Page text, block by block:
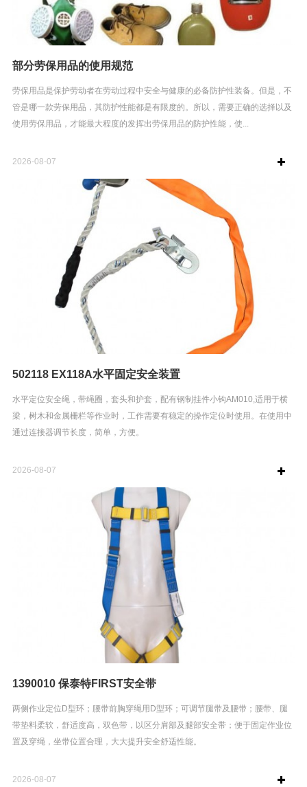
部分劳保用品的使用规范
劳保用品是保护劳动者在劳动过程中安全与健康的必备防护性装备。但是，不
管是哪一款劳保用品，其防护性能都是有限度的。所以，需要正确的选择以及
使用劳保用品，才能最大程度的发挥出劳保用品的防护性能，使...
2026-08-07
502118 EX118A水平固定安全装置
水平定位安全绳，带绳圈，套头和护套，配有钢制挂件小钩AM010,适用于横
梁，树木和金属栅栏等作业时，工作需要有稳定的操作定位时使用。在使用中
通过连接器调节长度，简单，方便。
2026-08-07
1390010 保泰特FIRST安全带
两侧作业定位D型环；腰带前胸穿绳用D型环；可调节腿带及腰带；腰带、腿
带垫料柔软，舒适度高，双色带，以区分肩部及腿部安全带；便于固定作业位
置及穿绳，坐带位置合理，大大提升安全舒适性能。
2026-08-07